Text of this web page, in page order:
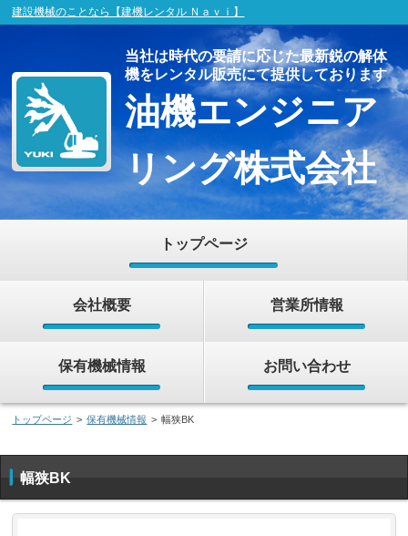
建設機械のことなら【建機レンタル Ｎａｖｉ】
当社は時代の要請に応じた最新鋭の解体
機をレンタル販売にて提供しております
油機エンジニア
リング株式会社
トップページ
会社概要 営業所情報
保有機械情報 お問い合わせ
トップページ > 保有機械情報 > 幅狭BK
幅狭BK